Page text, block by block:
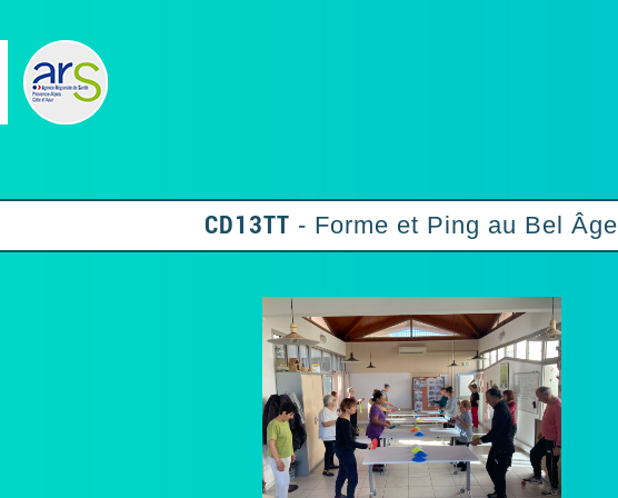
CD13TT - Forme et Ping au Bel Âge